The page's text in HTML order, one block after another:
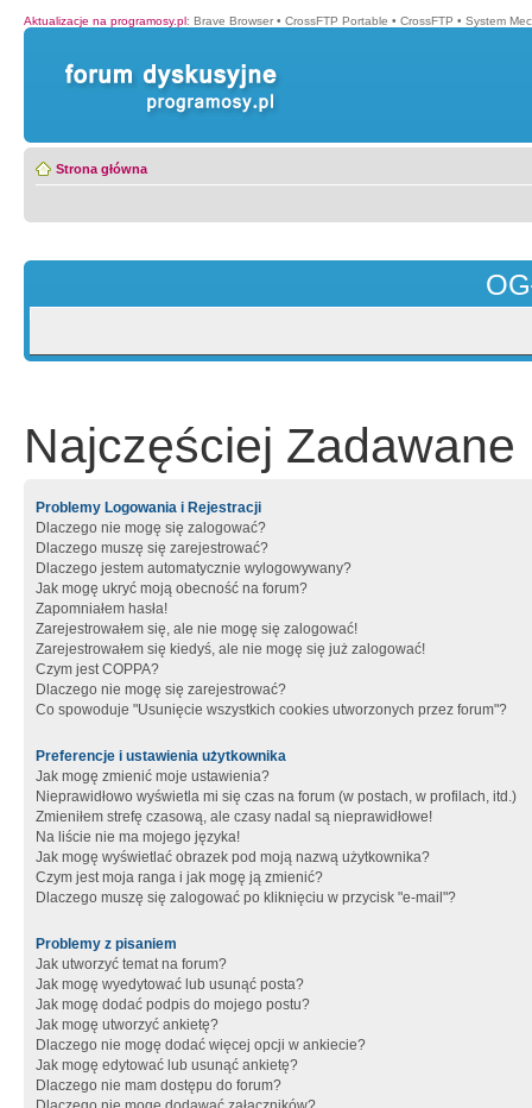
Aktualizacje na programosy.pl: Brave Browser • CrossFTP Portable • CrossFTP • System
Strona główna
Najczęściej Zadawane
Problemy Logowania i Rejestracji
Dlaczego nie mogę się zalogować?
Dlaczego muszę się zarejestrować?
Dlaczego jestem automatycznie wylogowywany?
Jak mogę ukryć moją obecność na forum?
Zapomniałem hasła!
Zarejestrowałem się, ale nie mogę się zalogować!
Zarejestrowałem się kiedyś, ale nie mogę się już zalogować!
Czym jest COPPA?
Dlaczego nie mogę się zarejestrować?
Co spowoduje "Usunięcie wszystkich cookies utworzonych przez forum"?
Preferencje i ustawienia użytkownika
Jak mogę zmienić moje ustawienia?
Nieprawidłowo wyświetla mi się czas na forum (w postach, w profilach, itd.)
Zmieniłem strefę czasową, ale czasy nadal są nieprawidłowe!
Na liście nie ma mojego języka!
Jak mogę wyświetlać obrazek pod moją nazwą użytkownika?
Czym jest moja ranga i jak mogę ją zmienić?
Dlaczego muszę się zalogować po kliknięciu w przycisk "e-mail"?
Problemy z pisaniem
Jak utworzyć temat na forum?
Jak mogę wyedytować lub usunąć posta?
Jak mogę dodać podpis do mojego postu?
Jak mogę utworzyć ankietę?
Dlaczego nie mogę dodać więcej opcji w ankiecie?
Jak mogę edytować lub usunąć ankietę?
Dlaczego nie mam dostępu do forum?